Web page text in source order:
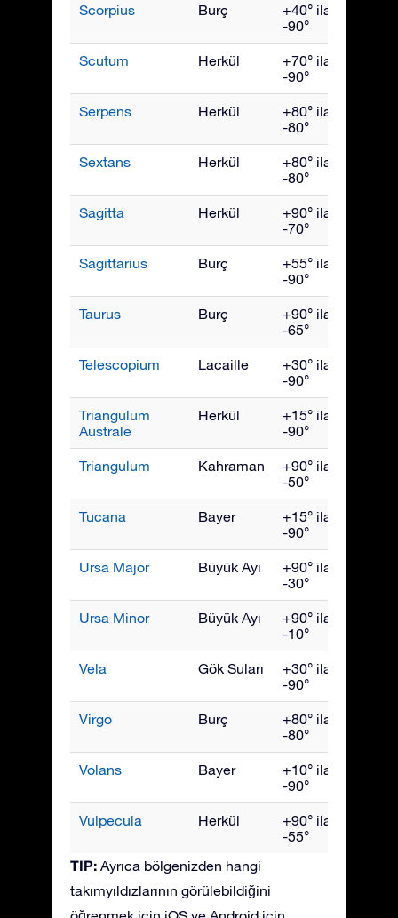
Scorpius Burç
+40° ila
-90°
Scutum Herkül
+70° ila
-90°
Serpens Herkül
+80° ila
-80°
Sextans Herkül
+80° ila
-80°
Sagitta Herkül
+90° ila
-70°
Sagittarius Burç
+55° ila
-90°
Taurus Burç
+90° ila
-65°
Telescopium Lacaille
+30° ila
-90°
Triangulum
Australe
Herkül
+15° ila
-90°
Triangulum Kahraman
+90° ila
-50°
Tucana Bayer
+15° ila
-90°
Ursa Major Büyük Ayı
+90° ila
-30°
Ursa Minor Büyük Ayı
+90° ila
-10°
Vela Gök Suları
+30° ila
-90°
Virgo Burç
+80° ila
-80°
Volans Bayer
+10° ila
-90°
Vulpecula Herkül
+90° ila
-55°
TIP: Ayrıca bölgenizden hangi
takımyıldızlarının görülebildiğini